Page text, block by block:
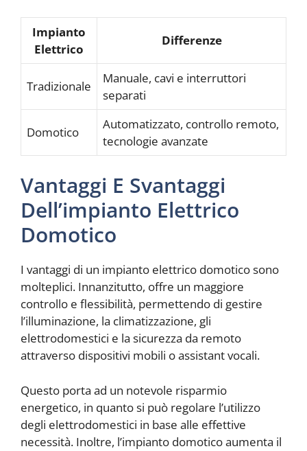
Impianto
Elettrico
Differenze
Tradizionale
Manuale, cavi e interruttori
separati
Domotico
Automatizzato, controllo remoto,
tecnologie avanzate
Vantaggi E Svantaggi
Dell’impianto Elettrico
Domotico
I vantaggi di un impianto elettrico domotico sono
molteplici. Innanzitutto, offre un maggiore
controllo e flessibilità, permettendo di gestire
l’illuminazione, la climatizzazione, gli
elettrodomestici e la sicurezza da remoto
attraverso dispositivi mobili o assistant vocali.
Questo porta ad un notevole risparmio
energetico, in quanto si può regolare l’utilizzo
degli elettrodomestici in base alle effettive
necessità. Inoltre, l’impianto domotico aumenta il